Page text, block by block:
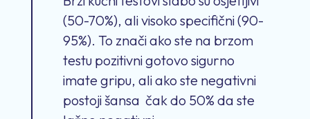
(50-70%), ali visoko specifični (90-
95%). To znači ako ste na brzom
testu pozitivni gotovo sigurno
imate gripu, ali ako ste negativni
postoji šansa čak do 50% da ste